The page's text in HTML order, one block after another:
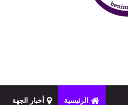
الرئيسية أخبار الجهة